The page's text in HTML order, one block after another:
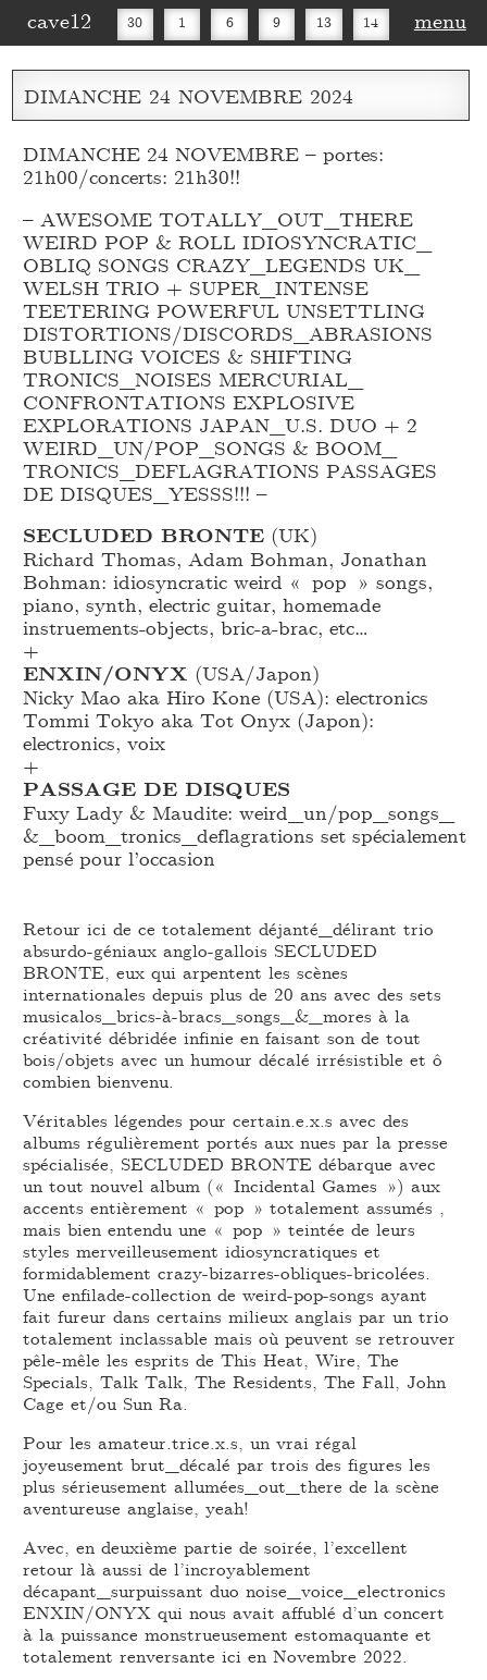
cave12 30 1 6 9 13 14
16 20 27 30
menu
DIMANCHE 24 NOVEMBRE 2024
DIMANCHE 24 NOVEMBRE – portes:
21h00/concerts: 21h30!!
– AWESOME TOTALLY_ OUT_THERE
WEIRD POP & ROLL IDIOSYNCRATIC_
OBLIQ SONGS CRAZY_LEGENDS UK_
WELSH TRIO + SUPER_INTENSE
TEETERING POWERFUL UNSETTLING
DISTORTIONS/DISCORDS_ ABRASIONS
BUBLLING VOICES & SHIFTING
TRONICS_NOISES MERCURIAL_
CONFRONTATIONS EXPLOSIVE
EXPLORATIONS JAPAN_U.S. DUO + 2
WEIRD_UN/POP_ SONGS & BOOM_
TRONICS_DEFLAGRATIONS PASSAGES
DE DISQUES_YESSS!!! –
SECLUDED BRONTE (UK)
Richard Thomas, Adam Bohman, Jonathan
Bohman: idiosyncratic weird « pop » songs,
piano, synth, electric guitar, homemade
instruements-objects, bric-a-brac, etc…
+
ENXIN/ONYX (USA/Japon)
Nicky Mao aka Hiro Kone (USA): electronics
Tommi Tokyo aka Tot Onyx (Japon):
electronics, voix
+
PASSAGE DE DISQUES
Fuxy Lady & Maudite: weird_un/pop_songs_
&_boom_tronics_deflagrations set spécialement
pensé pour l’occasion
Retour ici de ce totalement déjanté_délirant trio
absurdo-géniaux anglo-gallois SECLUDED
BRONTE, eux qui arpentent les scènes
internationales depuis plus de 20 ans avec des sets
musicalos_brics-à-bracs_songs_&_mores à la
créativité débridée infinie en faisant son de tout
bois/objets avec un humour décalé irrésistible et ô
combien bienvenu.
Véritables légendes pour certain.e.x.s avec des
albums régulièrement portés aux nues par la presse
spécialisée, SECLUDED BRONTE débarque avec
un tout nouvel album (« Incidental Games ») aux
accents entièrement « pop » totalement assumés ,
mais bien entendu une « pop » teintée de leurs
styles merveilleusement idiosyncratiques et
formidablement crazy-bizarres-obliques-bricolées.
Une enfilade-collection de weird-pop-songs ayant
fait fureur dans certains milieux anglais par un trio
totalement inclassable mais où peuvent se retrouver
pêle-mêle les esprits de This Heat, Wire, The
Specials, Talk Talk, The Residents, The Fall, John
Cage et/ou Sun Ra.
Pour les amateur.trice.x.s, un vrai régal
joyeusement brut_décalé par trois des figures les
plus sérieusement allumées_out_there de la scène
aventureuse anglaise, yeah!
Avec, en deuxième partie de soirée, l’excellent
retour là aussi de l’incroyablement
décapant_surpuissant duo noise_voice_electronics
ENXIN/ONYX qui nous avait affublé d’un concert
à la puissance monstrueusement estomaquante et
totalement renversante ici en Novembre 2022.